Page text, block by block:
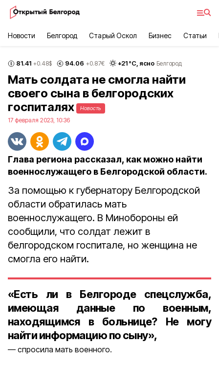
Новости Белгород Старый Оскол Бизнес Статьи
81.41 +0.48$ 94.06 +0.87€ +21°С, ясно Белгород
Мать солдата не смогла найти
своего сына в белгородских
госпиталях
Новость
17 февраля 2023, 10:36
Глава региона рассказал, как можно найти
военнослужащего в Белгородской области.
За помощью к губернатору Белгородской
области обратилась мать
военнослужащего. В Минобороны ей
сообщили, что солдат лежит в
белгородском госпитале, но женщина не
смогла его найти.
«Есть ли в Белгороде спецслужба,
имеющая данные по военным,
находящимся в больнице? Не могу
найти информацию по сыну»,
спросила мать военного.